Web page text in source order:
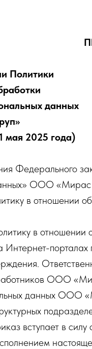
Политики
данных
мая 2025 года)
Федерального
ООО «Мирас
в отношении
в
Интернет-
ООО
данных ООО
вступает в силу